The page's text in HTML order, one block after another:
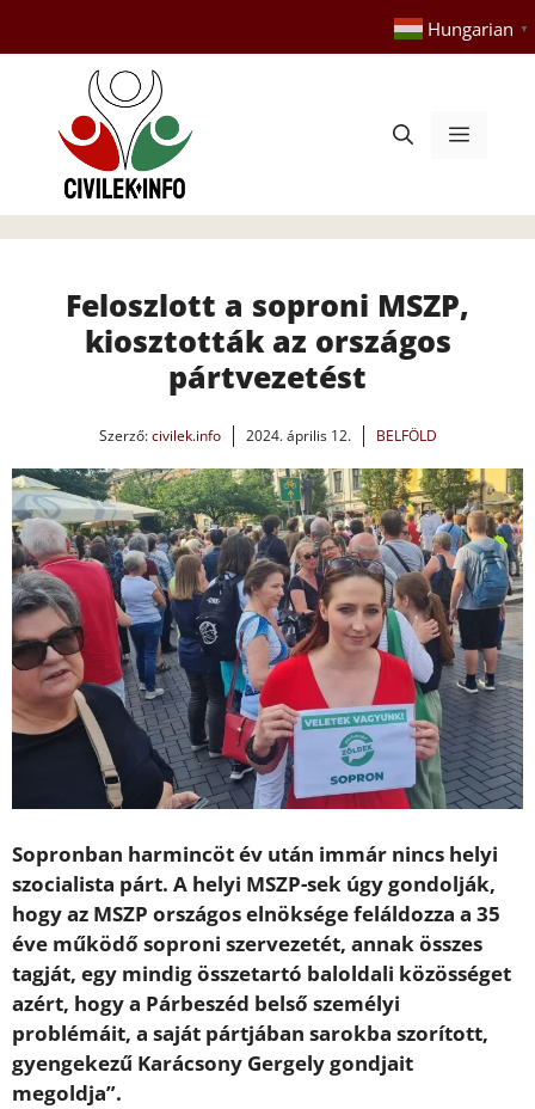
tartalomba
Hungarian ▼
Menü
Feloszlott a soproni MSZP,
kiosztották az országos
pártvezetést
Szerző:civilek.info 2024. április 12. BELFÖLD
Sopronban harmincöt év után immár nincs helyi
szocialista párt. A helyi MSZP-sek úgy gondolják,
hogy az MSZP országos elnöksége feláldozza a 35
éve működő soproni szervezetét, annak összes
tagját, egy mindig összetartó baloldali közösséget
azért, hogy a Párbeszéd belső személyi
problémáit, a saját pártjában sarokba szorított,
gyengekezű Karácsony Gergely gondjait
megoldja”.